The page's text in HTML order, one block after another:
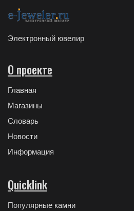
Электронный ювелир
О проекте
Главная
Магазины
Словарь
Новости
Информация
Quicklink
Популярные камни